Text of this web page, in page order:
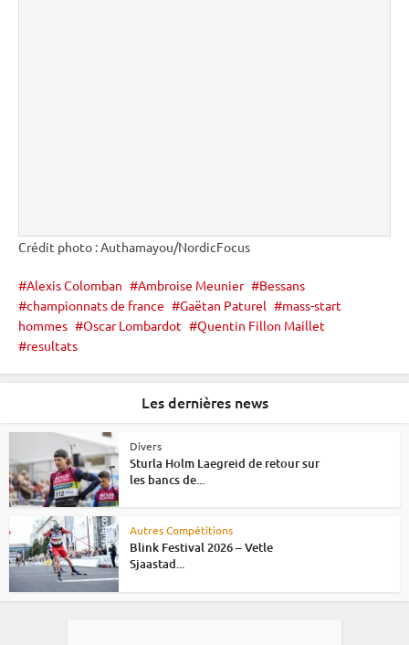
Crédit photo : Authamayou/NordicFocus
Alexis Colomban Ambroise Meunier
Bessans
championnats de france
Gaëtan Paturel
mass-start
hommes
Oscar Lombardot
Quentin Fillon Maillet
resultats
Les dernières news
Divers
Sturla Holm Laegreid de retour sur
les bancs de...
Autres Compétitions
Blink Festival 2026 – Vetle
Sjaastad...